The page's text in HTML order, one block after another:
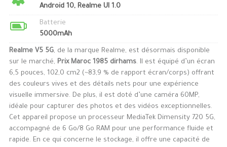
Android 10, Realme UI 1.0
Batterie
5000mAh
Realme V5 5G, de la marque Realme, est désormais disponible
sur le marché, Prix Maroc 1985 dirhams. Il est équipé d’un écran
6,5 pouces, 102,0 cm2 (~83,9 % de rapport écran/corps) offrant
des couleurs vives et des détails nets pour une expérience
visuelle immersive. De plus, il est doté d’une caméra 60MP,
idéale pour capturer des photos et des vidéos exceptionnelles.
Cet appareil propose un processeur MediaTek Dimensity 720 5G,
accompagné de 6 Go/8 Go RAM pour une performance fluide et
rapide. En ce qui concerne le stockage, il offre une capacité de